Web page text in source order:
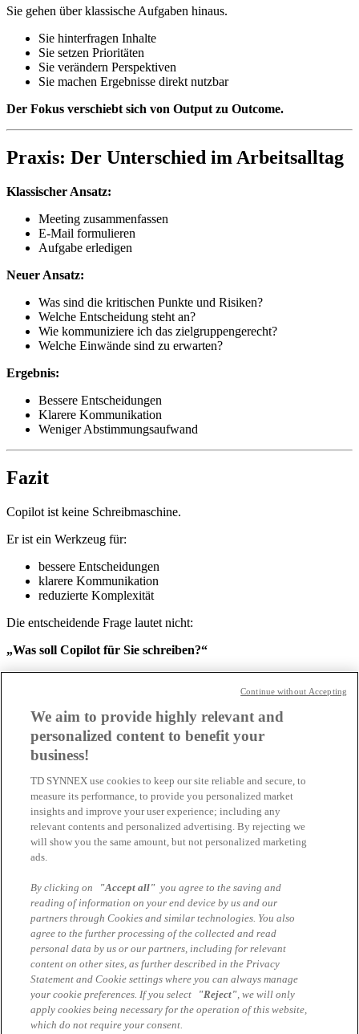
Sie gehen über klassische Aufgaben hinaus.
Sie hinterfragen Inhalte
Sie setzen Prioritäten
Sie verändern Perspektiven
Sie machen Ergebnisse direkt nutzbar
Der Fokus verschiebt sich von Output zu Outcome.
Praxis: Der Unterschied im Arbeitsalltag
Klassischer Ansatz:
Meeting zusammenfassen
E-Mail formulieren
Aufgabe erledigen
Neuer Ansatz:
Was sind die kritischen Punkte und Risiken?
Welche Entscheidung steht an?
Wie kommuniziere ich das zielgruppengerecht?
Welche Einwände sind zu erwarten?
Ergebnis:
Bessere Entscheidungen
Klarere Kommunikation
Weniger Abstimmungsaufwand
Fazit
Copilot ist keine Schreibmaschine.
Er ist ein Werkzeug für:
bessere Entscheidungen
klarere Kommunikation
reduzierte Komplexität
Die entscheidende Frage lautet nicht:
„Was soll Copilot für Sie schreiben?“
Sondern:
Genau dort entsteht der echte Mehrwert.
Sami Karra-Batak
Junior Channel Marketing Manager
sami.karra-batak@tdsynnex.com
Alle Artikel des Autors
Interne Abfrage Cloud Event 17.6.
Microsoft Cloud Services - Get a quote
Copilot vs. M365 Copilot: Alles, was Sie wissen
müssen
Impressum
We aim to provide highly relevant and
personalized content to benefit your
business!
TD SYNNEX use cookies to keep our site reliable and secure, to
measure its performance, to provide you personalized market
insights and improve your user experience; including any
relevant contents and personalized advertising. By rejecting we
will show you the same amount, but not personalized marketing
ads.
By clicking on "Accept all" you agree to the saving and
reading of information on your end device by us and our
partners through Cookies and similar technologies. You also
agree to the further processing of the collected and read
personal data by us or our partners, including for relevant
content on other sites, as further described in the Privacy
Statement and Cookie settings where you can always manage
your cookie preferences. If you select
"Reject", we will only
apply cookies being necessary for the operation of this website,
which do not require your consent.
Continue without Accepting